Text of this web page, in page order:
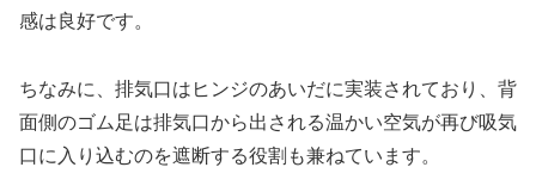
感は良好です。
ちなみに、排気口はヒンジのあいだに実装されており、背
面側のゴム足は排気口から出される温かい空気が再び吸気
口に入り込むのを遮断する役割も兼ねています。